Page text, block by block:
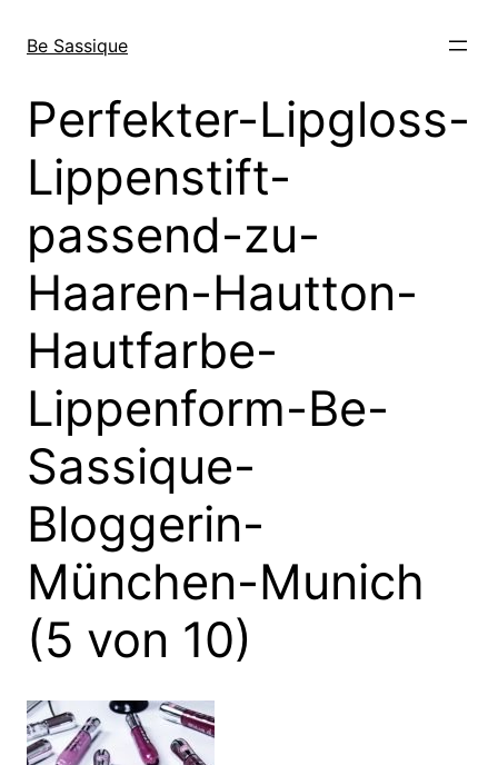
zum
wechseln
Be Sassique
Perfekter-Lipgloss-
Lippenstift-
passend-zu-
Haaren-Hautton-
Hautfarbe-
Lippenform-Be-
Sassique-
Bloggerin-
München-Munich
(5 von 10)